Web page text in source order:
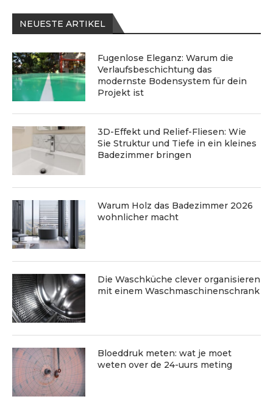
NEUESTE ARTIKEL
Fugenlose Eleganz: Warum die
Verlaufsbeschichtung das
modernste Bodensystem für dein
Projekt ist
3D-Effekt und Relief-Fliesen: Wie
Sie Struktur und Tiefe in ein kleines
Badezimmer bringen
Warum Holz das Badezimmer 2026
wohnlicher macht
Die Waschküche clever organisieren
mit einem Waschmaschinenschrank
Bloeddruk meten: wat je moet
weten over de 24-uurs meting